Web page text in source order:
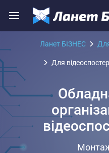
Ланет БІЗНЕС
Для